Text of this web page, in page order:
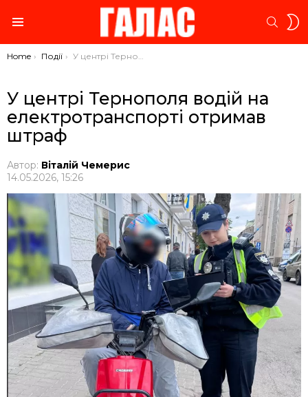
You are here:
Home Події У центрі Тернополя водій на електротранспорті отримав штраф
У центрі Тернополя водій на
електротранспорті отримав
штраф
Автор: Віталій Чемерис
14.05.2026, 15:26